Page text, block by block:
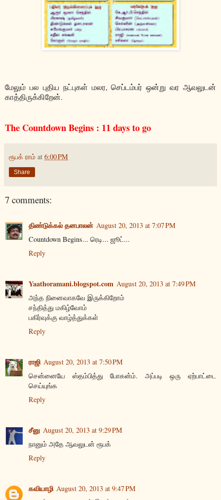
மேலும் பல புதிய நட்புகள் மலர, செப்டம்பர் ஒன்று வர ஆவலுடன்
காத்திருக்கிறேன்.
The Countdown Begins : 11 days to go
ரூபக் ராம் at 6:00 PM
Share
7 comments:
திண்டுக்கல் தனபாலன் August 20, 2013 at 7:07 PM
Countdown Begins... ரெடி... ஜூட்...
Reply
Yaathoramani.blogspot.com August 20, 2013 at 7:49 PM
அந்த நினைவாகவே இருக்கிறோம்
சந்தித்து மகிழ்வோம்
பகிர்வுக்கு வாழ்த்துக்கள்
Reply
ராஜி August 20, 2013 at 7:50 PM
சென்னையே ஸ்தம்பித்து போகன்ம். அப்படி ஒரு ஏற்பாட்டை
செய்யுங்க
Reply
சீனு August 20, 2013 at 9:29 PM
நானும் அதே ஆவலுடன் ரூபக்
Reply
கவியாழி August 20, 2013 at 9:47 PM